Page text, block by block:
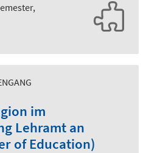
im
Lehramt an
of Education)